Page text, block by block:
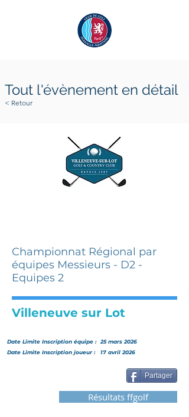
Championnat Régional par
équipes Messieurs - D2 -
Equipes 2
Villeneuve sur Lot
Date Limite Inscription équipe : 25 mars 2026
Date Limite Inscription joueur :
17 avril 2026
Partager
Résultats ffgolf
Tout l'évènement en détail
< Retour